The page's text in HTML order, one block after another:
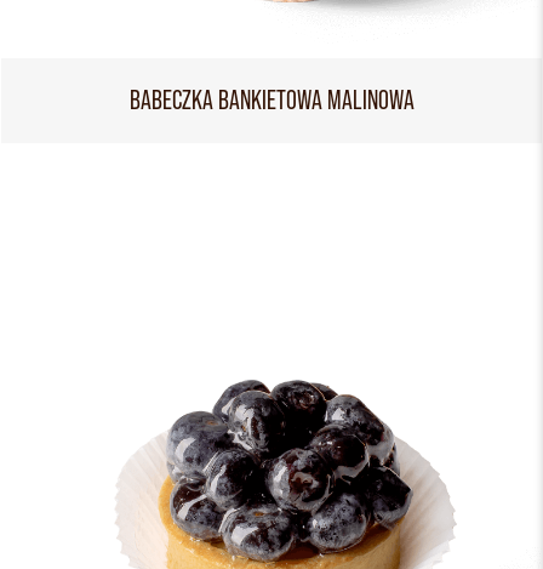
BABECZKA BANKIETOWA MALINOWA